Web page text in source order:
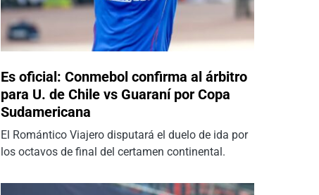
Es oficial: Conmebol confirma al árbitro
para U. de Chile vs Guaraní por Copa
Sudamericana
El Romántico Viajero disputará el duelo de ida por
los octavos de final del certamen continental.